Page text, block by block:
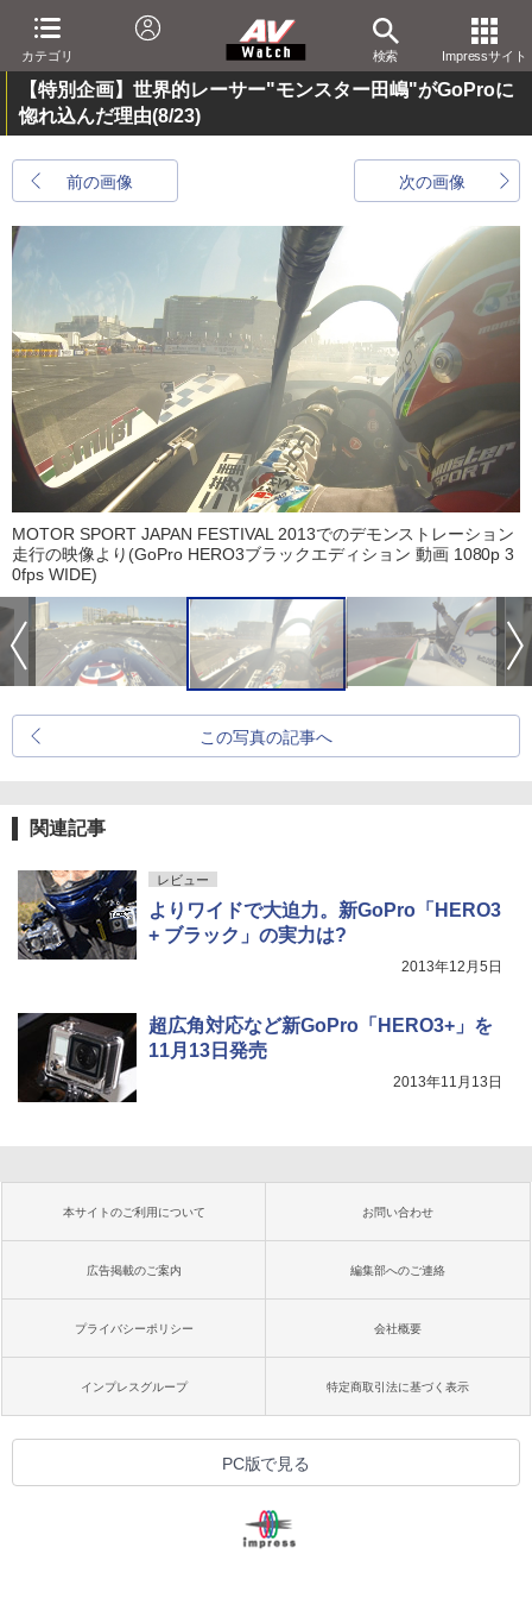
カテゴリ 検索 Impressサイト
【特別企画】世界的レーサー"モンスター田嶋"がGoProに
惚れ込んだ理由(8/23)
前の画像 次の画像
MOTOR SPORT JAPAN FESTIVAL 2013でのデモンストレーション
走行の映像より(GoPro HERO3ブラックエディション 動画 1080p 3
0fps WIDE)
この写真の記事へ
関連記事
レビュー
よりワイドで大迫力。新GoPro「HERO3
+ ブラック」の実力は?
2013年12月5日
超広角対応など新GoPro「HERO3+」を
11月13日発売
2013年11月13日
本サイトのご利用について お問い合わせ
広告掲載のご案内 編集部へのご連絡
プライバシーポリシー 会社概要
インプレスグループ 特定商取引法に基づく表示
PC版で見る